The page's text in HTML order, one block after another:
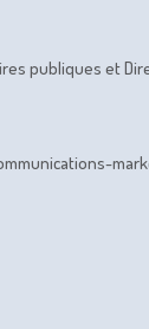
publiques et